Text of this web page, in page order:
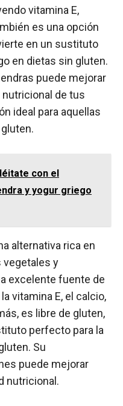
vitamina E,
es una opción
en un sustituto
en dietas sin gluten.
puede mejorar
de tus
ideal para aquellas
con el
y yogur griego
alternativa rica en
vegetales y
excelente fuente de
vitamina E, el calcio,
es libre de gluten,
perfecto para la
Su
puede mejorar
nutricional.